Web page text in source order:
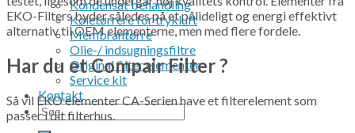
Kondensat behandling
Køletørrere for trykluft
Membrantørre
Olie-/ indsugningsfiltre
Original filter elementer
Service kit
Kontakt
Søg
efter:
EKO-Filters byder således på et pålideligt og energi effektivt
alternativ til OEM elementerne, men med flere fordele.
Har du etCompair Filter ?
Så vil EKO elementer CA-Serien have et filterelement som
passer i dit filterhus.